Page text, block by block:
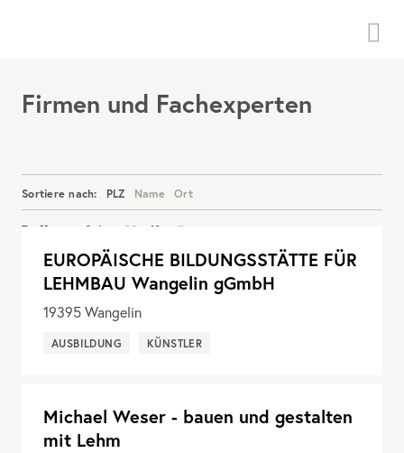
Firmen und Fachexperten
Sortiere nach: PLZ Name Ort
Treffer pro Seite: 20 40 alle
Details anzeigen
EUROPÄISCHE BILDUNGSSTÄTTE FÜR
LEHMBAU Wangelin gGmbH
19395Wangelin
AUSBILDUNG KÜNSTLER
Michael Weser - bauen und gestalten
mit Lehm